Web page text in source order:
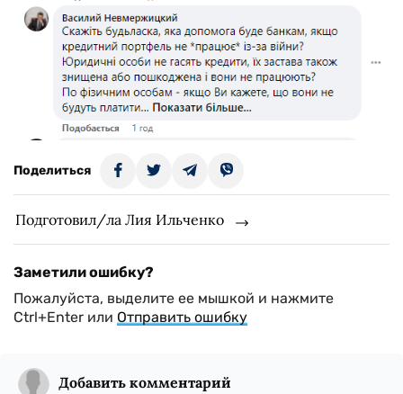
Поделиться
Подготовил/ла Лия Ильченко
Заметили ошибку?
Пожалуйста, выделите ее мышкой и нажмите
Ctrl+Enter или Отправить ошибку
Добавить комментарий